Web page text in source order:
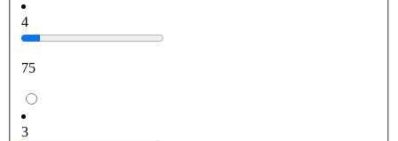
4
75
3